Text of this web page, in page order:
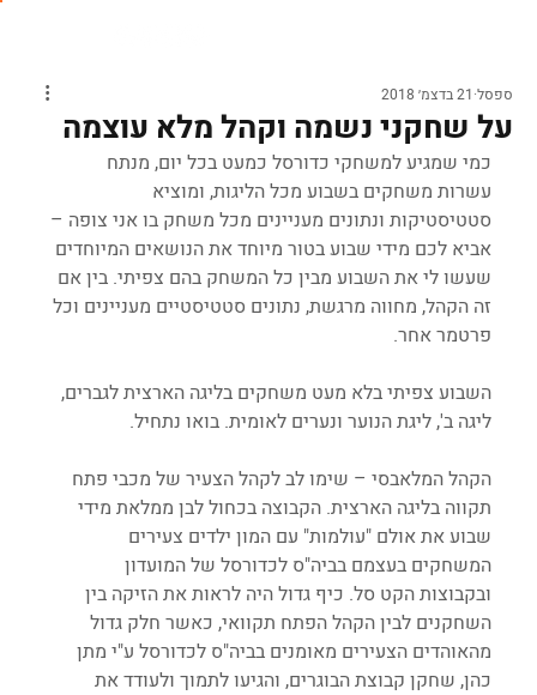
על שחקני נשמה וקהל מלא עוצמה
ספסל 21 בדצמ׳ 2018
כמי שמגיע למשחקי כדורסל כמעט בכל יום, מנתח
עשרות משחקים בשבוע מכל הליגות, ומוציא
סטטיסטיקות ונתונים מעניינים מכל משחק בו אני צופה –
אביא לכם מידי שבוע בטור מיוחד את הנושאים המיוחדים
שעשו לי את השבוע מבין כל המשחק בהם צפיתי. בין אם
זה הקהל, מחווה מרגשת, נתונים סטטיסטיים מעניינים וכל
פרטמר אחר.
השבוע צפיתי בלא מעט משחקים בליגה הארצית לגברים,
ליגה ב', ליגת הנוער ונערים לאומית. בואו נתחיל.
הקהל המלאבסי – שימו לב לקהל הצעיר של מכבי פתח
תקווה בליגה הארצית. הקבוצה בכחול לבן ממלאת מידי
שבוע את אולם "עולמות" עם המון ילדים צעירים
המשחקים בעצמם בביה"ס לכדורסל של המועדון
ובקבוצות הקט סל. כיף גדול היה לראות את הזיקה בין
השחקנים לבין הקהל הפתח תקוואי, כאשר חלק גדול
מהאוהדים הצעירים מאומנים בביה"ס לכדורסל ע"י מתן
כהן, שחקן קבוצת הבוגרים, והגיעו לתמוך ולעודד את